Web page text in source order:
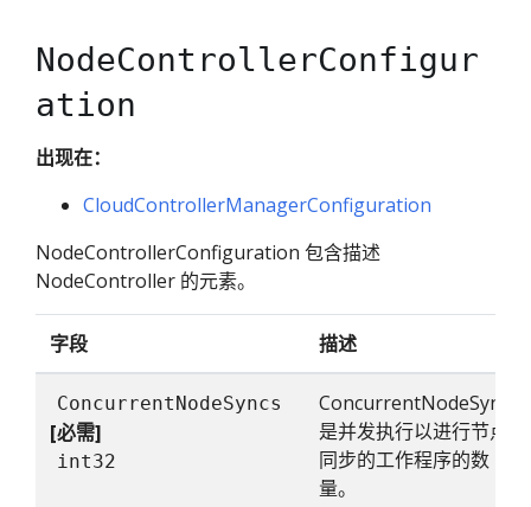
NodeControllerConfigur
ation
出现在：
CloudControllerManagerConfiguration
NodeControllerConfiguration 包含描述
NodeController 的元素。
字段 描述
ConcurrentNodeSyncs
[必需]
int32
ConcurrentNodeSyncs
是并发执行以进行节点
同步的工作程序的数
量。